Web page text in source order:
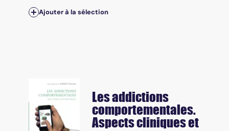
Ajouter à la sélection
Les addictions
comportementales.
Aspects cliniques et